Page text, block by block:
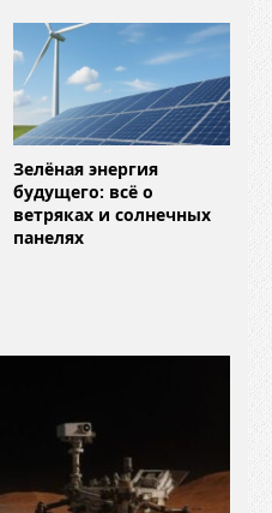
Зелёная энергия
будущего: всё о
ветряках и солнечных
панелях